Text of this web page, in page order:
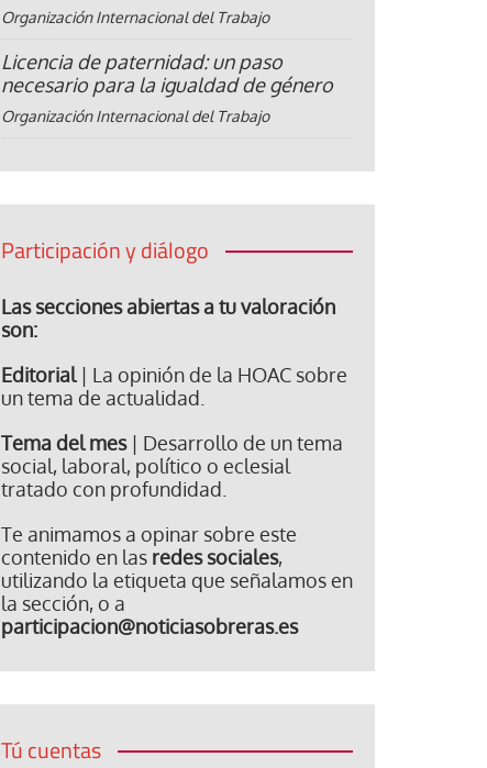
Organización Internacional del Trabajo
Licencia de paternidad: un paso
necesario para la igualdad de género
Organización Internacional del Trabajo
Participación y diálogo
Las secciones abiertas a tu valoración
son:
Editorial| La opinión de la HOAC sobre
un tema de actualidad.
Tema del mes| Desarrollo de un tema
social, laboral, político o eclesial
tratado con profundidad.
Te animamos a opinar sobre este
contenido en las redes sociales,
utilizando la etiqueta que señalamos en
la sección, o a
participacion@noticiasobreras.es
Tú cuentas